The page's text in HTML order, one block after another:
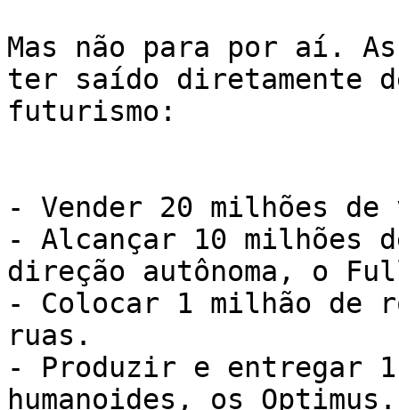
Mas não para por aí.
ter saído diretamente
futurismo:
- Vender 20 milhões
- Alcançar 10 milhões
direção autônoma, o
- Colocar 1 milhão de
ruas.
- Produzir e entregar
humanoides, os Optimus.